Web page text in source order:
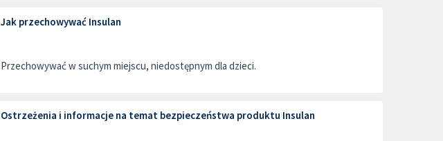
Jak przechowywać Insulan
Przechowywać w suchym miejscu, niedostępnym dla dzieci.
Ostrzeżenia i informacje na temat bezpieczeństwa produktu Insulan